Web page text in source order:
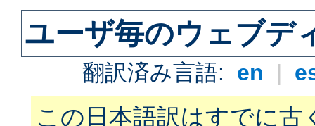
ユーザ毎のウェブデ
翻訳済み言語: en |
この日本語訳はすでに古